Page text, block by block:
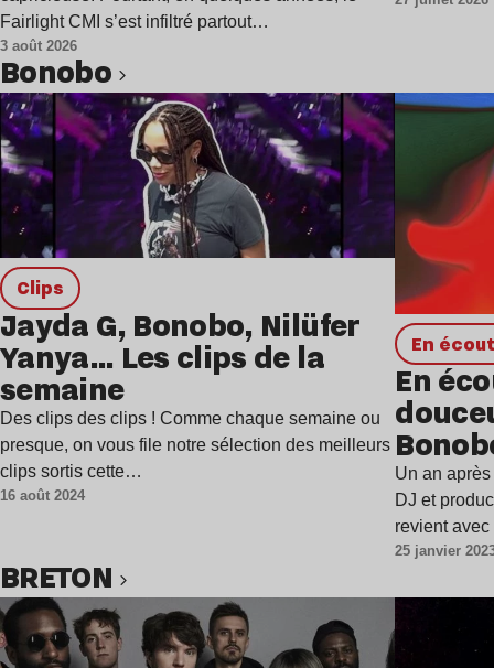
Fairlight CMI s’est infiltré partout…
3 août 2026
Bonobo
clips
Jayda G, Bonobo, Nilüfer
Yanya… Les clips de la
semaine
Des clips des clips ! Comme chaque semaine ou
presque, on vous file notre sélection des meilleurs
clips sortis cette…
16 août 2024
en
En
Un an
DJ et
revient
25 janvier
Lire l’article
BRETON